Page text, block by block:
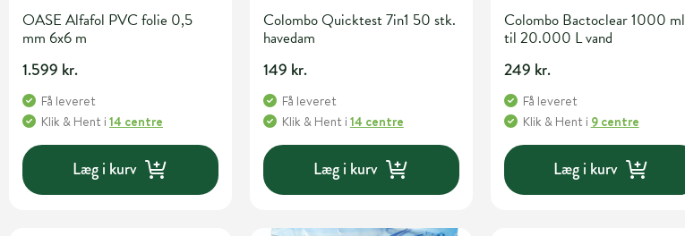
OASE Alfafol PVC folie 0,5
mm 6x6 m
1.599 kr.
Få leveret
Klik & Hent i 14 centre
Læg i kurv
Colombo Quicktest 7in1 50 stk.
havedam
149 kr.
Få leveret
Klik & Hent i 14 centre
Læg i kurv
Colombo Bactoclear 1000 ml
til 20.000 L vand
249 kr.
Få leveret
Klik & Hent i 9 centre
Læg i kurv